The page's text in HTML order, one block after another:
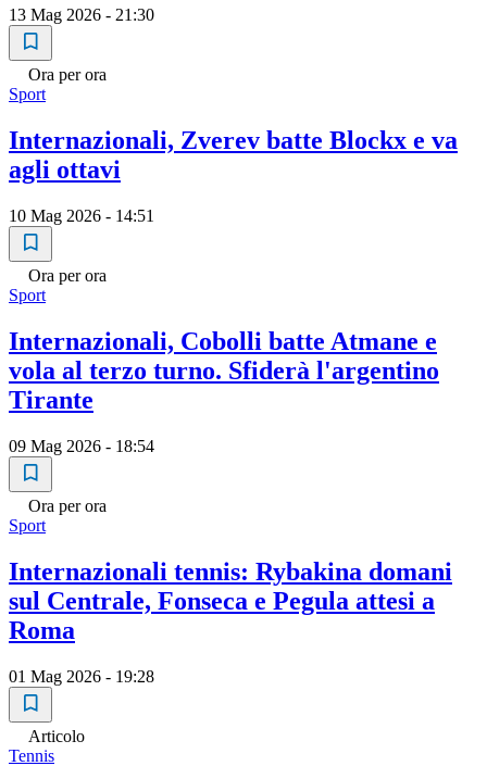
13 Mag 2026 - 21:30
Ora per ora
Sport
Internazionali, Zverev batte Blockx e va
agli ottavi
10 Mag 2026 - 14:51
Ora per ora
Sport
Internazionali, Cobolli batte Atmane e
vola al terzo turno. Sfiderà l'argentino
Tirante
09 Mag 2026 - 18:54
Ora per ora
Sport
Internazionali tennis: Rybakina domani
sul Centrale, Fonseca e Pegula attesi a
Roma
01 Mag 2026 - 19:28
Articolo
Tennis